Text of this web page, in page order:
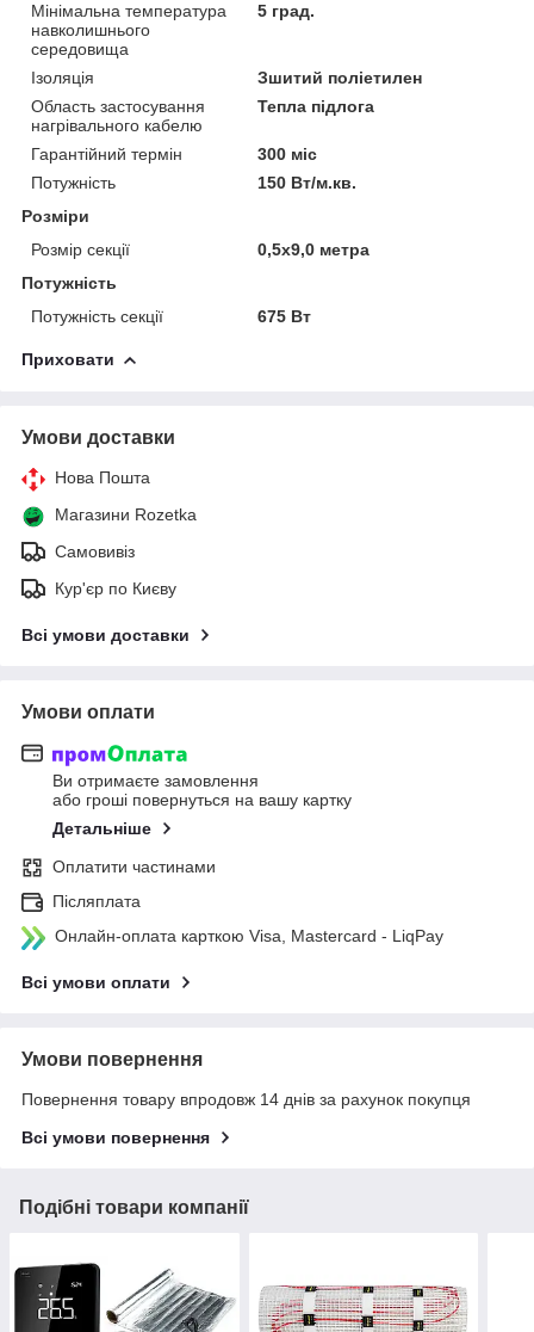
Мінімальна температура
навколишнього
середовища
5 град.
Ізоляція
Зшитий поліетилен
Область застосування
нагрівального кабелю
Тепла підлога
Гарантійний термін
300 міс
Потужність
150 Вт/м.кв.
Розміри
Розмір секції
0,5х9,0 метра
Потужність
Потужність секції
675 Вт
Приховати
Умови доставки
Нова Пошта
Магазини Rozetka
Самовивіз
Кур'єр по Києву
Всі умови доставки
Умови оплати
Ви отримаєте замовлення
або гроші повернуться на вашу картку
Детальніше
Оплатити частинами
Післяплата
Онлайн-оплата карткою Visa, Mastercard - LiqPay
Всі умови оплати
Умови повернення
Повернення товару впродовж 14 днів за рахунок покупця
Всі умови повернення
Подібні товари компанії